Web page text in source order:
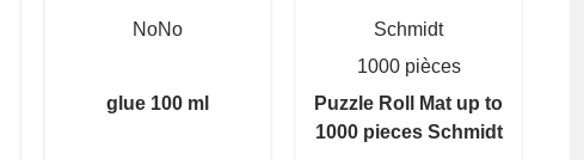
NoNo
glue 100 ml
Schmidt
1000 pièces
Puzzle Roll Mat up to
1000 pieces Schmidt